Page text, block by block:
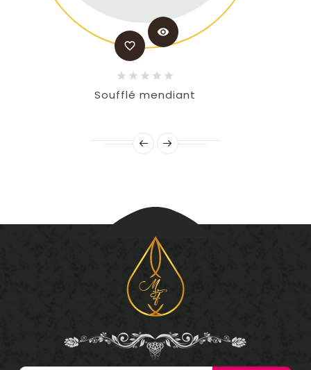
favorite_border
visibility
Soufflé mendiant